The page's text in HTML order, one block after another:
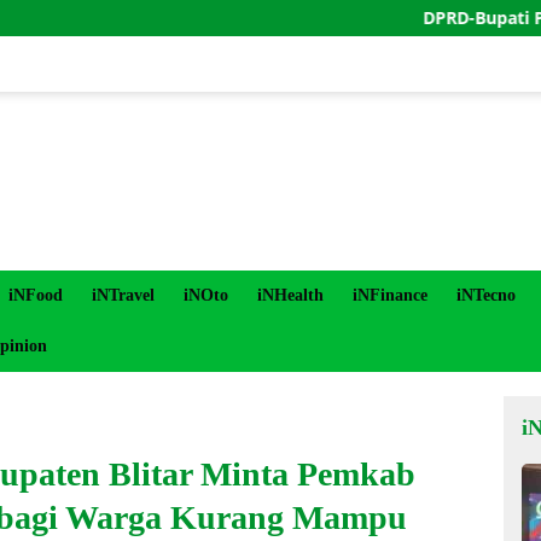
DPRD-Bupati
iNFood iNTravel iNOto iNHealth iNFinance iNTecno
Blitar Minta Pemkab
Warga Kurang Mampu